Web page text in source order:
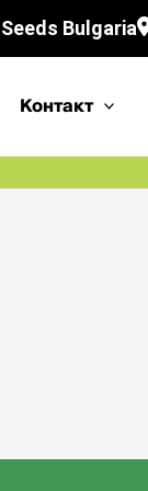
Seeds Bulgaria
Kонтакт